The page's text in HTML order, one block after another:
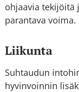
ohjaavia tekijöitä
parantava voima.
Liikunta
Suhtaudun
hyvinvoinnin